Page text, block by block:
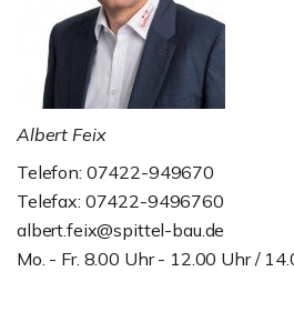
Albert Feix
Telefon: 07422-949670
Telefax: 07422-9496760
albert.feix@spittel-bau.de
Mo. - Fr. 8.00 Uhr - 12.00 Uhr /